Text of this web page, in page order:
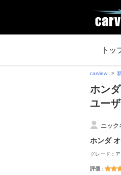
トッ
carview!
ホン
ユー
ニック
ホンダ
グレード：
評価